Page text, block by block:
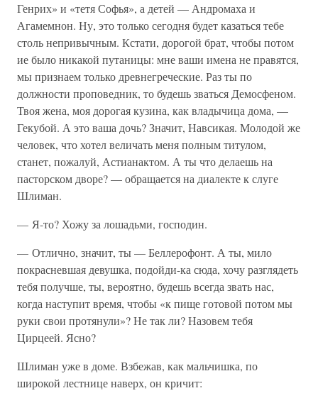
Генрих» и «тетя Софья», а детей — Андромаха и
Агамемнон. Ну, это только сегодня будет казаться тебе
столь непривычным. Кстати, дорогой брат, чтобы потом
ие было никакой путаницы: мне ваши имена не правятся,
мы признаем только древнегреческие. Раз ты по
должности проповедник, то будешь зваться Демосфеном.
Твоя жена, моя дорогая кузина, как владычица дома, —
Гекубой. А это ваша дочь? Значит, Навсикая. Молодой же
человек, что хотел величать меня полным титулом,
станет, пожалуй, Астианактом. А ты что делаешь на
пасторском дворе? — обращается на диалекте к слуге
Шлиман.
— Я-то? Хожу за лошадьми, господин.
— Отлично, значит, ты — Беллерофонт. А ты, мило
покрасневшая девушка, подойди-ка сюда, хочу разглядеть
тебя получше, ты, вероятно, будешь всегда звать нас,
когда наступит время, чтобы «к пище готовой потом мы
руки свои протянули»? Не так ли? Назовем тебя
Цирцеей. Ясно?
Шлиман уже в доме. Взбежав, как мальчишка, по
широкой лестнице наверх, он кричит: